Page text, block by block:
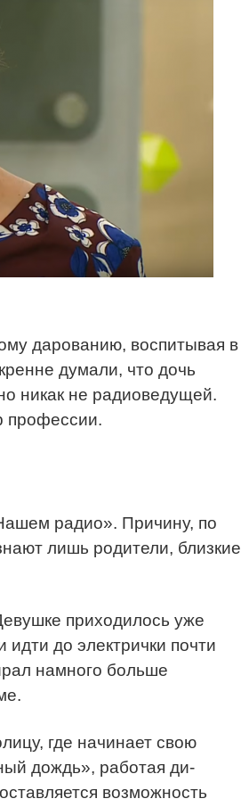
дарованию, воспитывая в
думали, что дочь
никак не радиоведущей.
профессии.
радио». Причину, по
лишь родители, близкие
приходилось уже
до электрички почти
намного больше
где начинает свою
дождь», работая ди-
возможность